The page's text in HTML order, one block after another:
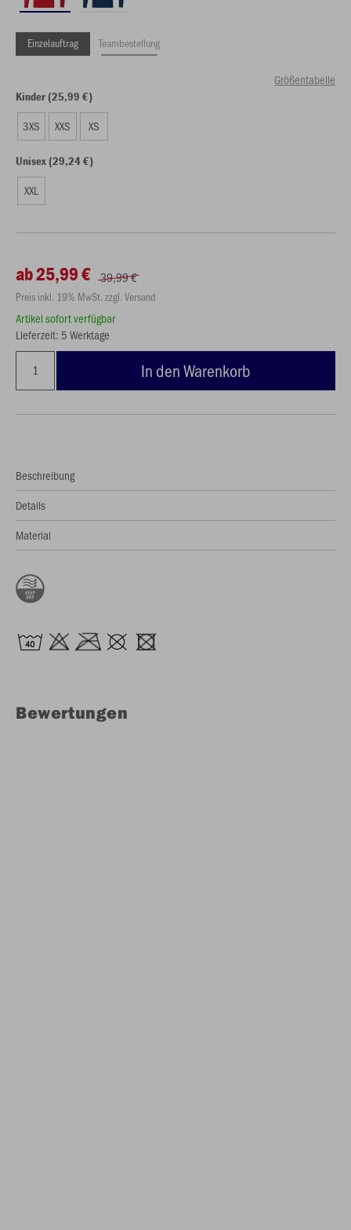
Einzelauftrag Teambestellung
Größentabelle
Kinder (25,99 €)
3XS XXS XS
Unisex (29,24 €)
XXL
ab 25,99 € 39,99 €
Preis inkl. 19% MwSt. zzgl. Versand
Artikel sofort verfügbar
Lieferzeit: 5 Werktage
In den Warenkorb
Beschreibung
Details
Material
Bewertungen